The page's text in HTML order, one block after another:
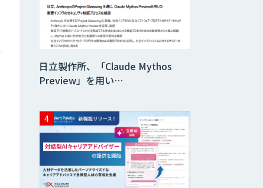
貴社専用ナレッジ
AI構築
SELFBOT AIエ
ージェント
HEROZ ASK
異常検知AI
日立製作所、「Claude Mythos
Preview」を用い…